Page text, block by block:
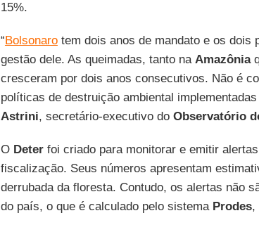
15%.
“Bolsonarotem dois anos de mandato e os dois
gestão dele. As queimadas, tanto na Amazônia
cresceram por dois anos consecutivos. Não é
políticas de destruição ambiental
Astrini, secretário-executivo do Observatório
O Deterfoi criado para monitorar e emitir
fiscalização. Seus números apresentam
derrubada da floresta. Contudo, os alertas não
do país, o que é calculado pelo sistema Prodes,